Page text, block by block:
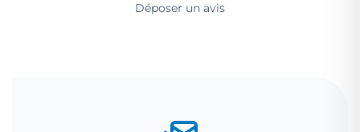
Déposer un avis